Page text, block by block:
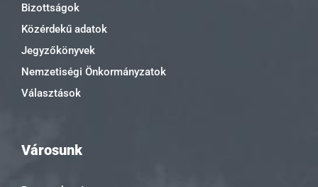
Bizottságok
Közérdekű adatok
Jegyzőkönyvek
Nemzetiségi Önkormányzatok
Választások
Városunk